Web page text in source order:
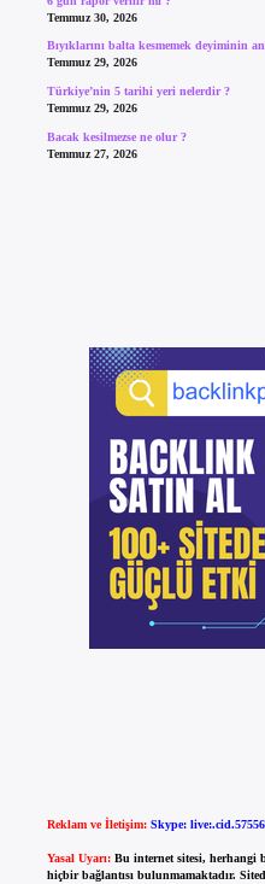
Temmuz 30, 2026
Bıyıklarını balta kesmemek deyiminin
Temmuz 29, 2026
Türkiye’nin 5 tarihi yeri nelerdir ?
Temmuz 29, 2026
Bacak kesilmezse ne olur ?
Temmuz 27, 2026
Reklam ve İletişim: Skype:
Yasal Uyarı: Bu internet sitesi, herhangi
hiçbir bağlantısı bulunmamaktadır.